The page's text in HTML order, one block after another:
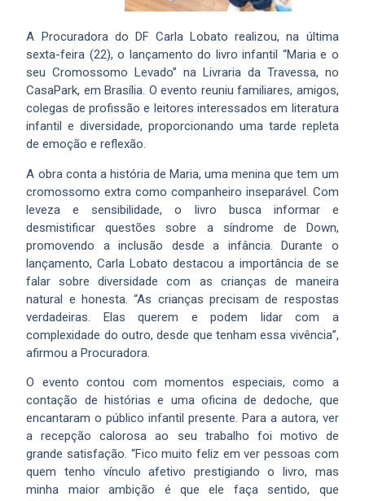
A Procuradora do DF Carla Lobato realizou, na última
sexta-feira (22), o lançamento do livro infantil “Maria e o
seu Cromossomo Levado” na Livraria da Travessa, no
CasaPark, em Brasília. O evento reuniu familiares, amigos,
colegas de profissão e leitores interessados em literatura
infantil e diversidade, proporcionando uma tarde repleta
de emoção e reflexão.
A obra conta a história de Maria, uma menina que tem um
cromossomo extra como companheiro inseparável. Com
leveza e sensibilidade, o livro busca informar e
desmistificar questões sobre a síndrome de Down,
promovendo a inclusão desde a infância. Durante o
lançamento, Carla Lobato destacou a importância de se
falar sobre diversidade com as crianças de maneira
natural e honesta. “As crianças precisam de respostas
verdadeiras. Elas querem e podem lidar com a
complexidade do outro, desde que tenham essa vivência”,
afirmou a Procuradora.
O evento contou com momentos especiais, como a
contação de histórias e uma oficina de dedoche, que
encantaram o público infantil presente. Para a autora, ver
a recepção calorosa ao seu trabalho foi motivo de
grande satisfação. “Fico muito feliz em ver pessoas com
quem tenho vínculo afetivo prestigiando o livro, mas
minha maior ambição é que ele faça sentido, que